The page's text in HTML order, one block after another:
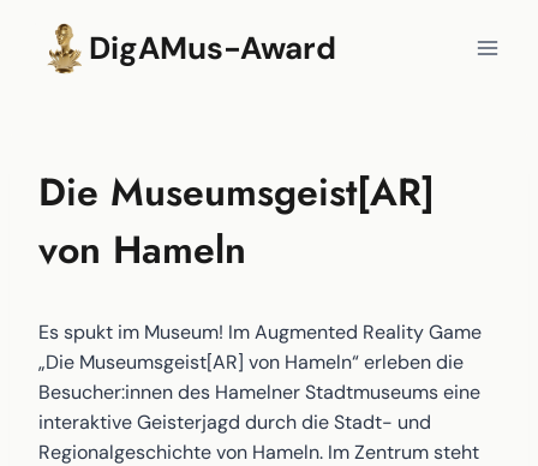
springen
DigAMus-Award
Die Museumsgeist[AR]
von Hameln
Es spukt im Museum! Im Augmented Reality Game
„Die Museumsgeist[AR] von Hameln“ erleben die
Besucher:innen des Hamelner Stadtmuseums eine
interaktive Geisterjagd durch die Stadt- und
Regionalgeschichte von Hameln. Im Zentrum steht